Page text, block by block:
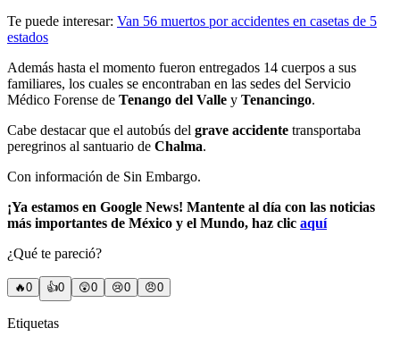
Te puede interesar: Van 56 muertos por accidentes en casetas de 5
estados
Además hasta el momento fueron entregados 14 cuerpos a sus
familiares, los cuales se encontraban en las sedes del Servicio
Médico Forense de Tenango del Valle y Tenancingo.
Cabe destacar que el autobús del grave accidente transportaba
peregrinos al santuario de Chalma.
Con información de Sin Embargo.
¡Ya estamos en Google News! Mantente al día con las noticias
más importantes de México y el Mundo, haz clic aquí
¿Qué te pareció?
🔥0 👍0 😲0 😢0 😠0
Etiquetas